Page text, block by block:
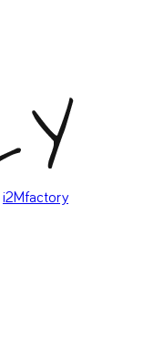
i2Mfactory